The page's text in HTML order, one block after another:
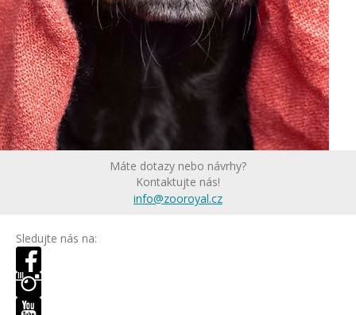
Máte dotazy nebo návrhy?
Kontaktujte nás!
info@zooroyal.cz
Sledujte nás na: